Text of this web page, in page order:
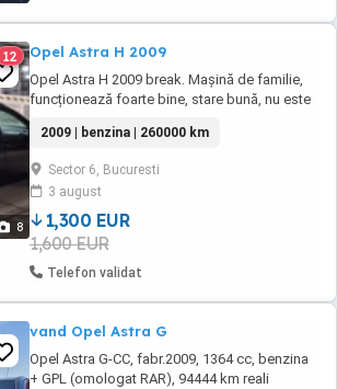
8
12 Opel Astra H 2009
Opel Astra H 2009 break. Mașină de familie,
funcționează foarte bine, stare bună, nu este
in continuare interes familie, se acceptă orice
test sau verificare, doar pentru persoane
serioase. Preț 1300 Euro, negociabil Tel.
2009 | benzina | 260000 km
Sector 6, Bucuresti
3 august
1,300 EUR
1,600 EUR
Telefon validat
vand Opel Astra G
Opel Astra G-CC, fabr.2009, 1364 cc, benzina
+ GPL (omologat RAR), 94444 km reali